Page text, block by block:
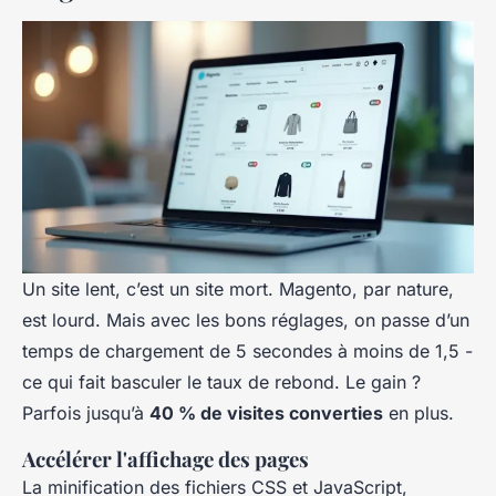
Un site lent, c’est un site mort. Magento, par nature,
est lourd. Mais avec les bons réglages, on passe d’un
temps de chargement de 5 secondes à moins de 1,5 -
ce qui fait basculer le taux de rebond. Le gain ?
Parfois jusqu’à 40 % de visites converties en plus.
Accélérer l'affichage des pages
La minification des fichiers CSS et JavaScript,